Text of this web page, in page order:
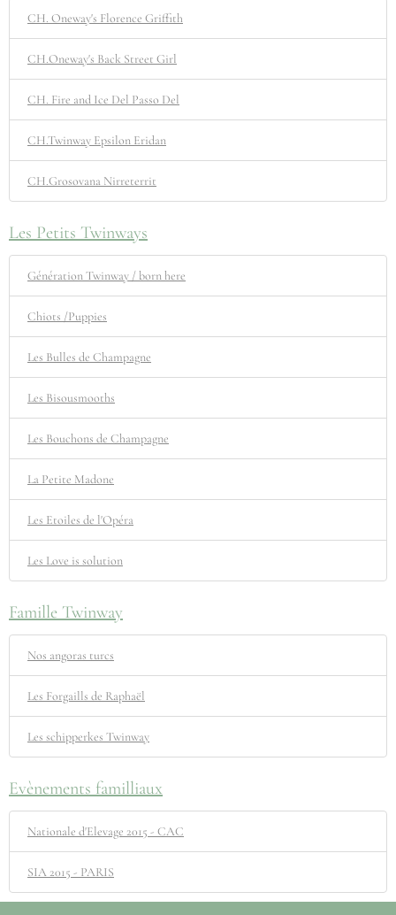
CH. Oneway's Florence Griffith
CH.Oneway's Back Street Girl
CH. Fire and Ice Del Passo Del
CH.Twinway Epsilon Eridan
CH.Grosovana Nirreterrit
Les Petits Twinways
Génération Twinway / born here
Chiots /Puppies
Les Bulles de Champagne
Les Bisousmooths
Les Bouchons de Champagne
La Petite Madone
Les Etoiles de l'Opéra
Les Love is solution
Famille Twinway
Nos angoras turcs
Les Forgaills de Raphaël
Les schipperkes Twinway
Evènements familliaux
Nationale d'Elevage 2015 - CAC
SIA 2015 - PARIS